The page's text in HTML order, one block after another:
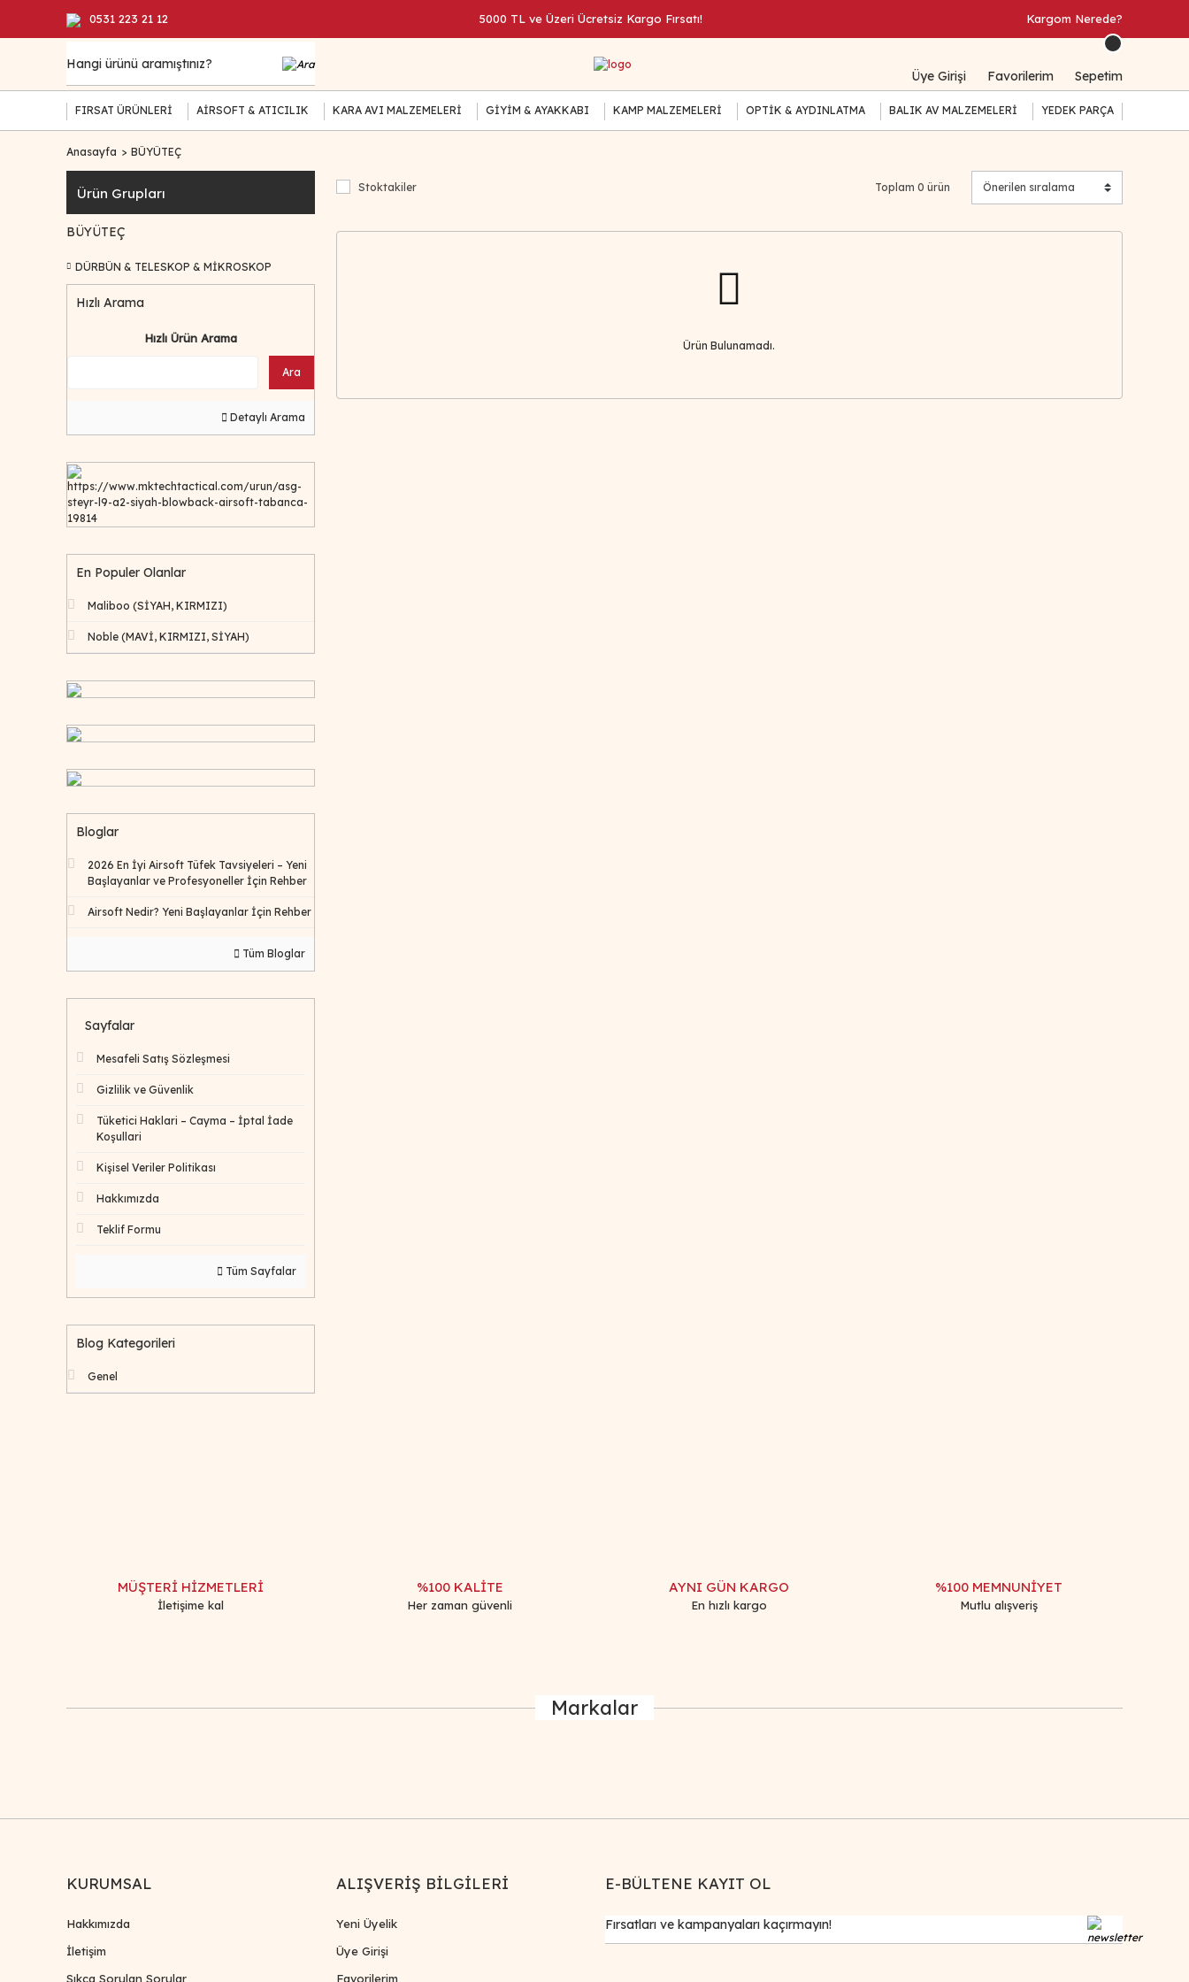
0531 223 21 12 5000 TL ve Üzeri Ücretsiz Kargo Fırsatı! Kargom Nerede?
Üye Girişi Favorilerim Sepetim
FIRSAT ÜRÜNLERİ AİRSOFT & ATICILIK KARA AVI MALZEMELERİ GİYİM & AYAKKABI KAMP MALZEMELERİ OPTİK & AYDINLATMA BALIK AV MALZEMELERİ YEDEK PARÇA
Anasayfa BÜYÜTEÇ
Ürün Grupları
BÜYÜTEÇ
DÜRBÜN & TELESKOP & MİKROSKOP
Hızlı Arama
Hızlı Ürün Arama
Ara
Detaylı Arama
https://www.mktechtactical.com/urun/asg-
steyr-l9-a2-siyah-blowback-airsoft-tabanca-
19814
En Populer Olanlar
Maliboo (SİYAH, KIRMIZI)
Noble (MAVİ, KIRMIZI, SİYAH)
Bloglar
2026 En İyi Airsoft Tüfek Tavsiyeleri – Yeni
Başlayanlar ve Profesyoneller İçin Rehber
Airsoft Nedir? Yeni Başlayanlar İçin Rehber
Tüm Bloglar
Sayfalar
Mesafeli Satış Sözleşmesi
Gizlilik ve Güvenlik
Tüketici Haklari – Cayma – İptal İade
Koşullari
Kişisel Veriler Politikası
Hakkımızda
Teklif Formu
Tüm Sayfalar
Blog Kategorileri
Genel
Stoktakiler Toplam 0 ürün
Ürün Bulunamadı.
MÜŞTERİ HİZMETLERİ
İletişime kal
%100 KALİTE
Her zaman güvenli
AYNI GÜN KARGO
En hızlı kargo
%100 MEMNUNİYET
Mutlu alışveriş
Markalar
KURUMSAL
Hakkımızda
İletişim
Sıkça Sorulan Sorular
ALIŞVERİŞ BİLGİLERİ
Yeni Üyelik
Üye Girişi
Favorilerim
E-BÜLTENE KAYIT OL